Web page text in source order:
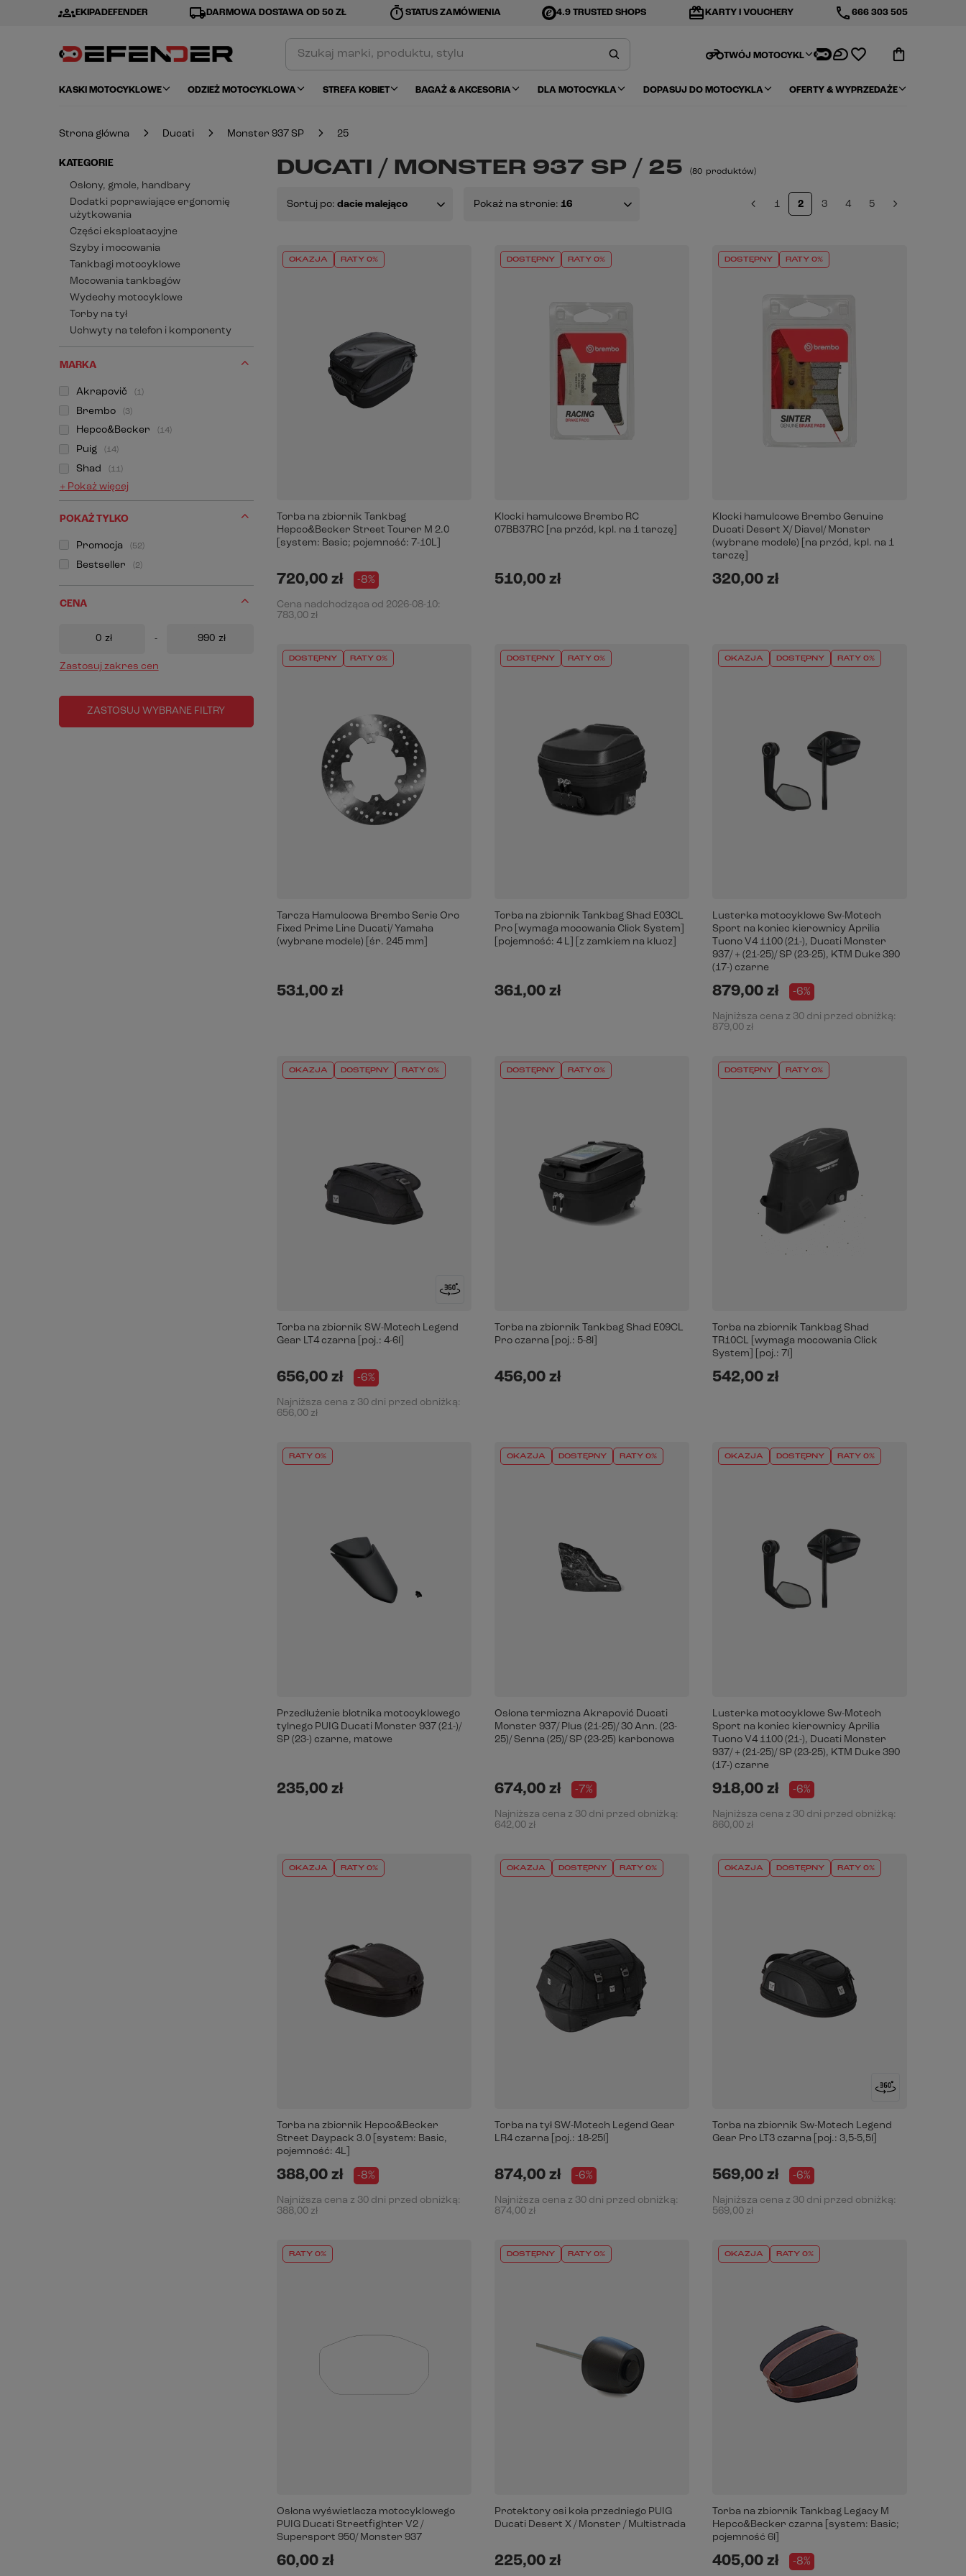
groupsEKIPADEFENDER local_shippingDARMOWA DOSTAWA OD 50 ZŁ timer STATUS ZAMÓWIENIA 4.9 TRUSTED SHOPS redeem KARTY I VOUCHERY phone666 303 505
motorcycleTWÓJ MOTOCYKL
KASKI MOTOCYKLOWE ODZIEŻ MOTOCYKLOWA STREFA KOBIET BAGAŻ & AKCESORIA DLA MOTOCYKLA DOPASUJ DO MOTOCYKLA OFERTY & WYPRZEDAŻE
Strona główna Ducati Monster 937 SP 25
KATEGORIE
Osłony, gmole, handbary
Dodatki poprawiające ergonomię
użytkowania
Części eksploatacyjne
Szyby i mocowania
Tankbagi motocyklowe
Mocowania tankbagów
Wydechy motocyklowe
Torby na tył
Uchwyty na telefon i komponenty
MARKA
Akrapovič 1
Brembo 3
Hepco&Becker 14
Puig 14
Shad 11
+ Pokaż więcej
POKAŻ TYLKO
Promocja 52
Bestseller 2
CENA
zł - zł
Zastosuj zakres cen
ZASTOSUJ WYBRANE FILTRY
DUCATI / MONSTER 937 SP / 25 (80 produktów)
Sortuj po: dacie malejąco Pokaż na stronie: 16 1 2 3 4 5
OKAZJA RATY 0%
Torba na zbiornik Tankbag
Hepco&Becker Street Tourer M 2.0
[system: Basic; pojemność: 7-10L]
720,00 zł -8%
Cena nadchodząca od 2026-08-10:
783,00 zł
DOSTĘPNY RATY 0%
Klocki hamulcowe Brembo RC
07BB37RC [na przód, kpl. na 1 tarczę]
510,00 zł
DOSTĘPNY RATY 0%
Klocki hamulcowe Brembo Genuine
Ducati Desert X/ Diavel/ Monster
(wybrane modele) [na przód, kpl. na 1
tarczę]
320,00 zł
DOSTĘPNY RATY 0%
Tarcza Hamulcowa Brembo Serie Oro
Fixed Prime Line Ducati/ Yamaha
(wybrane modele) [śr. 245 mm]
531,00 zł
DOSTĘPNY RATY 0%
Torba na zbiornik Tankbag Shad E03CL
Pro [wymaga mocowania Click System]
[pojemność: 4 L] [z zamkiem na klucz]
361,00 zł
OKAZJA DOSTĘPNY RATY 0%
Lusterka motocyklowe Sw-Motech
Sport na koniec kierownicy Aprilia
Tuono V4 1100 (21-), Ducati Monster
937/ + (21-25)/ SP (23-25), KTM Duke 390
(17-) czarne
879,00 zł -6%
Najniższa cena z 30 dni przed obniżką:
879,00 zł
OKAZJA DOSTĘPNY RATY 0%
Torba na zbiornik SW-Motech Legend
Gear LT4 czarna [poj.: 4-6l]
656,00 zł -6%
Najniższa cena z 30 dni przed obniżką:
656,00 zł
DOSTĘPNY RATY 0%
Torba na zbiornik Tankbag Shad E09CL
Pro czarna [poj.: 5-8l]
456,00 zł
DOSTĘPNY RATY 0%
Torba na zbiornik Tankbag Shad
TR10CL [wymaga mocowania Click
System] [poj.: 7l]
542,00 zł
RATY 0%
Przedłużenie błotnika motocyklowego
tylnego PUIG Ducati Monster 937 (21-)/
SP (23-) czarne, matowe
235,00 zł
OKAZJA DOSTĘPNY RATY 0%
Osłona termiczna Akrapović Ducati
Monster 937/ Plus (21-25)/ 30 Ann. (23-
25)/ Senna (25)/ SP (23-25) karbonowa
674,00 zł -7%
Najniższa cena z 30 dni przed obniżką:
642,00 zł
OKAZJA DOSTĘPNY RATY 0%
Lusterka motocyklowe Sw-Motech
Sport na koniec kierownicy Aprilia
Tuono V4 1100 (21-), Ducati Monster
937/ + (21-25)/ SP (23-25), KTM Duke 390
(17-) czarne
918,00 zł -6%
Najniższa cena z 30 dni przed obniżką:
860,00 zł
OKAZJA RATY 0%
Torba na zbiornik Hepco&Becker
Street Daypack 3.0 [system: Basic,
pojemność: 4L]
388,00 zł -8%
Najniższa cena z 30 dni przed obniżką:
388,00 zł
OKAZJA DOSTĘPNY RATY 0%
Torba na tył SW-Motech Legend Gear
LR4 czarna [poj.: 18-25l]
874,00 zł -6%
Najniższa cena z 30 dni przed obniżką:
874,00 zł
OKAZJA DOSTĘPNY RATY 0%
Torba na zbiornik Sw-Motech Legend
Gear Pro LT3 czarna [poj.: 3,5-5,5l]
569,00 zł -6%
Najniższa cena z 30 dni przed obniżką:
569,00 zł
RATY 0%
Osłona wyświetlacza motocyklowego
PUIG Ducati Streetfighter V2 /
Supersport 950/ Monster 937
60,00 zł
DOSTĘPNY RATY 0%
Protektory osi koła przedniego PUIG
Ducati Desert X / Monster / Multistrada
225,00 zł
OKAZJA RATY 0%
Torba na zbiornik Tankbag Legacy M
Hepco&Becker czarna [system: Basic;
pojemność 6l]
405,00 zł -8%